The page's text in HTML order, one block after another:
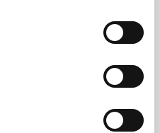
Lufthansa
DeubaXXL